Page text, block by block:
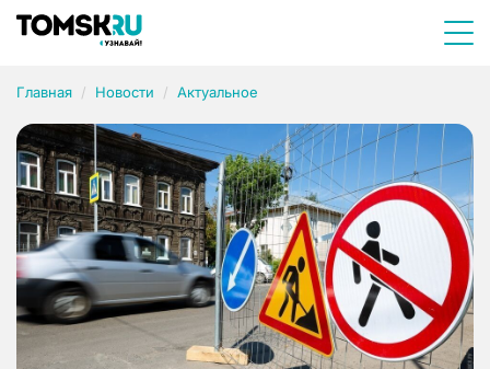
Главная Новости Актуальное